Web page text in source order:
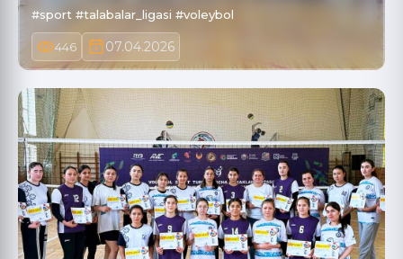
#sport #talabalar_ligasi #voleybol
446 07.04.2026